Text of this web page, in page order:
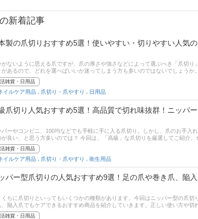
新着記事
製の爪切りおすすめ5選！使いやすい・切りやすい人気
がないように思える爪ですが、爪の厚さや強さなどによって選ぶべき「爪切り
があるので、どれを選べばいいか迷ってしまう方も多いのではないでしょうか
め商品を紹介。そのなかでも安心の日本製爪切りに絞って紹介します。定番の
、使いやすい切りやすいものをピックアップしています。記事後半には、比較
グもあるので、口コミや評判もチェックしてみてください。
雑貨・日用品
イルケア用品
爪切り・爪やすり 日用品
爪切り人気おすすめ5選！高品質で切れ味抜群！ニッパ
パーやコンビニ、100均などでも手軽に手に入る爪切り。しかし、爪のお手入
が良い、と思う方多いのでは？ 今回は、「高級」な爪切りを厳選してご紹介。
。
雑貨・日用品
イルケア用品
爪切り・爪やすり 衛生用品
パー型爪切りの人気おすすめ9選！足の爪や巻き爪、陥
くちに爪切りといってもいくつかの種類があります。今回はニッパー型の爪切
、陥入爪でもケアできるおすすめ商品を紹介していきます。正しい使い方や切
チェックしてみてくださいね。
雑貨・日用品